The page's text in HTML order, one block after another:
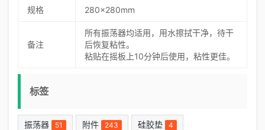
规格 280x280mm
备注
所有振荡器均适用，用水擦拭干净，待干
后恢复粘性。
粘贴在摇板上10分钟后使用，粘性更佳。
标签
振荡器 51 附件 243 硅胶垫 4